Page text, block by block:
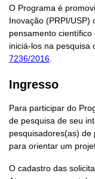
O Programa é
Inovação (PRPI/USP)
pensamento
iniciá-los na pesquisa
7236/2016
Ingresso
Para participar do
de pesquisa de seu
pesquisadores(as)
para orientar um
O cadastro das